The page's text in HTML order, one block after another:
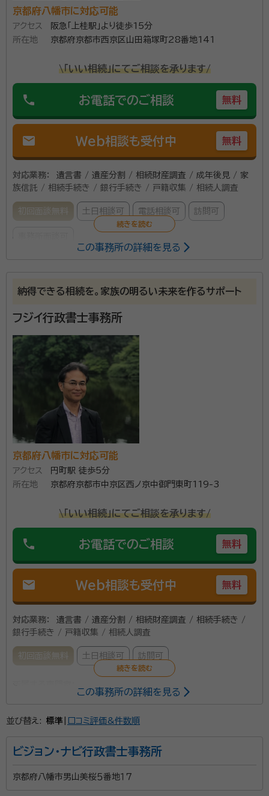
ランも一緒に考えていきます。
京都府八幡市に対応可能
アクセス
阪急「上桂駅」より徒歩15分
所在地
京都府京都市西京区山田箱塚町28番地141
\「いい相続」にてご相談を承ります/
phone お電話でのご相談 無料
mail Web相談も受付中 無料
対応業務：
遺言書 / 遺産分割 / 相続財産調査 / 成年後見 / 家
族信託 / 相続手続き / 銀行手続き / 戸籍収集 / 相続人調査
初回面談無料 土日相談可 電話相談可 訪問可
齊藤 武時（さいとう たけはる） 行政書士
事務所口コミ（抜粋）：
account_circle 満足度 3.0
ご利用時期：2025/5
面談の感想
自宅まで来ていただき、無料相談をしました。他に宛もなかったのでその
場で契約しました。
契約後の感想
こちらからの問い合わせには一応回答はしていただきましたが、あまり
解りやすいものとは言えませんでした。また、見積もり時の金額と、請求額
に大幅な違いがあり、納得できるものではありませんでした。
京都市西京区で行政書士をしている齊藤武時（さいと
う たけはる）です。 相続に関する相談を年間100件以
するご相談や公正証書遺言の作成など、真心を込めて
丁寧に対応させていただきます。 京都市西京区を中心
に京都市内や近隣の市町村、大阪府や滋賀県の方も ま
資格等：
この事務所の詳細を見る
納得できる相続を。家族の明るい未来を作るサポート
フジイ行政書士事務所
京都府八幡市に対応可能
アクセス
円町駅 徒歩5分
所在地
京都府京都市中京区西ノ京中御門東町119-3
\「いい相続」にてご相談を承ります/
phone お電話でのご相談 無料
mail Web相談も受付中 無料
対応業務：
遺言書 / 遺産分割 / 相続財産調査 / 相続手続き /
銀行手続き / 戸籍収集 / 相続人調査
初回面談無料 土日相談可 訪問可
アクセスです！時間をかけてじっくりとお客様の話を聴
き、納得できる結果になるように相談対応しておりま
この事務所の詳細を見る
並び替え: 標準 口コミ評価&件数順
ビジョン・ナビ行政書士事務所
京都府八幡市男山美桜５番地１７